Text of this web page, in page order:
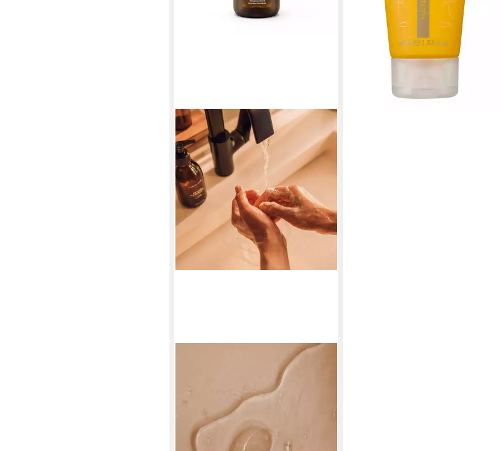
Handseife Betain Handseife - pH-
Feuchtigkeitsspendendes,
hautschonendes Handwaschgel
19,90 €
(8,29 €/ 100 ml)
lieferbar - in 3-4 Werktagen bei dir